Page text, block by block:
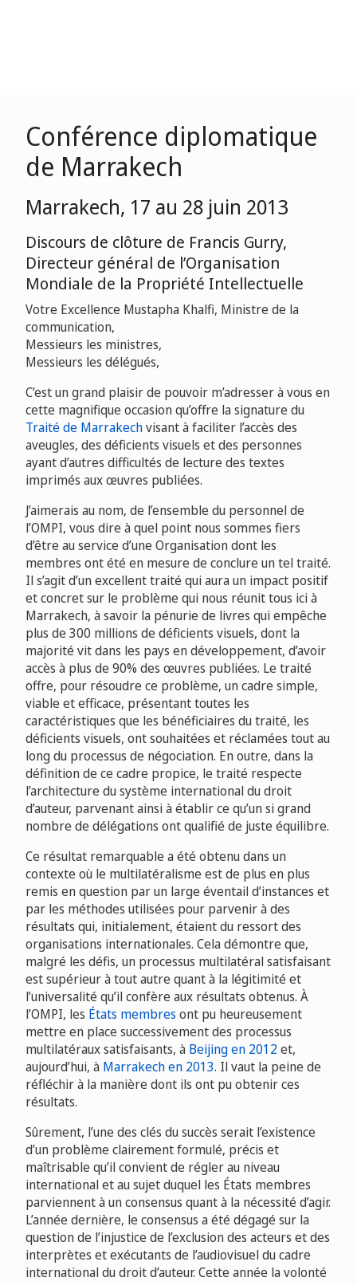
Conférence diplomatique
de Marrakech
Marrakech, 17 au 28 juin 2013
Discours de clôture de Francis Gurry,
Directeur général de l’Organisation
Mondiale de la Propriété Intellectuelle
Votre Excellence Mustapha Khalfi, Ministre de la
communication,
Messieurs les ministres,
Messieurs les délégués,
C’est un grand plaisir de pouvoir m’adresser à vous en
cette magnifique occasion qu’offre la signature du
Traité de Marrakechvisant à faciliter l’accès des
aveugles, des déficients visuels et des personnes
ayant d’autres difficultés de lecture des textes
imprimés aux œuvres publiées.
J’aimerais au nom, de l’ensemble du personnel de
l’OMPI, vous dire à quel point nous sommes fiers
d’être au service d’une Organisation dont les
membres ont été en mesure de conclure un tel traité.
Il s’agit d’un excellent traité qui aura un impact positif
et concret sur le problème qui nous réunit tous ici à
Marrakech, à savoir la pénurie de livres qui empêche
plus de 300 millions de déficients visuels, dont la
majorité vit dans les pays en développement, d’avoir
accès à plus de 90% des œuvres publiées. Le traité
offre, pour résoudre ce problème, un cadre simple,
viable et efficace, présentant toutes les
caractéristiques que les bénéficiaires du traité, les
déficients visuels, ont souhaitées et réclamées tout au
long du processus de négociation. En outre, dans la
définition de ce cadre propice, le traité respecte
l’architecture du système international du droit
d’auteur, parvenant ainsi à établir ce qu’un si grand
nombre de délégations ont qualifié de juste équilibre.
Ce résultat remarquable a été obtenu dans un
contexte où le multilatéralisme est de plus en plus
remis en question par un large éventail d’instances et
par les méthodes utilisées pour parvenir à des
résultats qui, initialement, étaient du ressort des
organisations internationales. Cela démontre que,
malgré les défis, un processus multilatéral satisfaisant
est supérieur à tout autre quant à la légitimité et
l’universalité qu’il confère aux résultats obtenus. À
l’OMPI, les États membres ont pu heureusement
mettre en place successivement des processus
multilatéraux satisfaisants, à Beijing en 2012et,
aujourd’hui, à Marrakech en 2013. Il vaut la peine de
réfléchir à la manière dont ils ont pu obtenir ces
résultats.
Sûrement, l’une des clés du succès serait l’existence
d’un problème clairement formulé, précis et
maîtrisable qu’il convient de régler au niveau
international et au sujet duquel les États membres
parviennent à un consensus quant à la nécessité d’agir.
L’année dernière, le consensus a été dégagé sur la
question de l’injustice de l’exclusion des acteurs et des
interprètes et exécutants de l’audiovisuel du cadre
international du droit d’auteur. Cette année la volonté